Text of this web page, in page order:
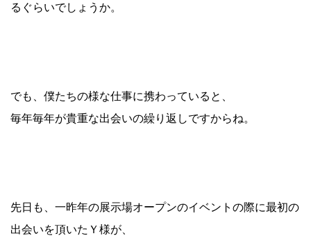
るぐらいでしょうか。
でも、僕たちの様な仕事に携わっていると、
毎年毎年が貴重な出会いの繰り返しですからね。
先日も、一昨年の展示場オープンのイベントの際に最初の
出会いを頂いたＹ様が、